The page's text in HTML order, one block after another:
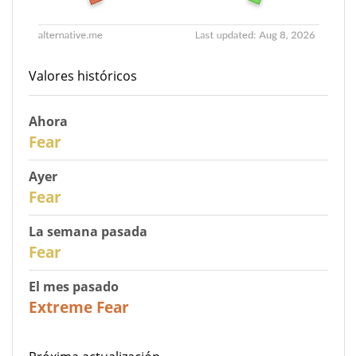
Valores históricos
Ahora
Fear
Ayer
Fear
La semana pasada
Fear
El mes pasado
Extreme Fear